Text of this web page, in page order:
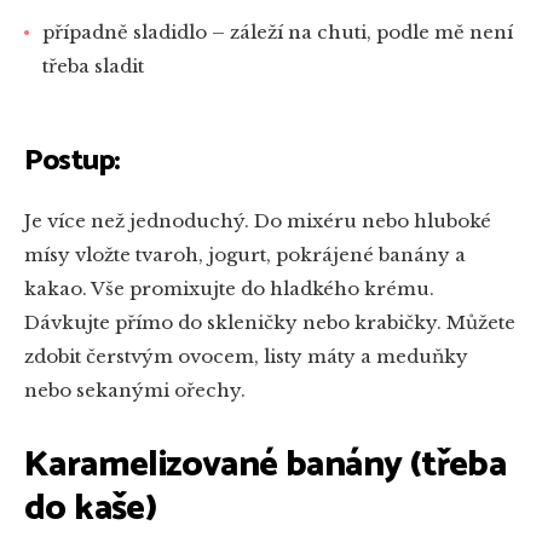
případně sladidlo – záleží na chuti, podle mě není
třeba sladit
Postup:
Je více než jednoduchý. Do mixéru nebo hluboké
mísy vložte tvaroh, jogurt, pokrájené banány a
kakao. Vše promixujte do hladkého krému.
Dávkujte přímo do skleničky nebo krabičky. Můžete
zdobit čerstvým ovocem, listy máty a meduňky
nebo sekanými ořechy.
Karamelizované banány (třeba
do kaše)